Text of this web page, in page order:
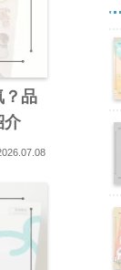
？品
介